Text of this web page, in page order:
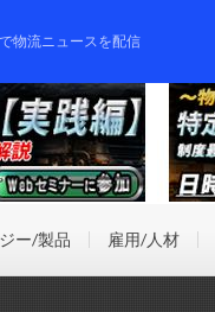
物流ニュースを配信
ー/製品 雇用/人材